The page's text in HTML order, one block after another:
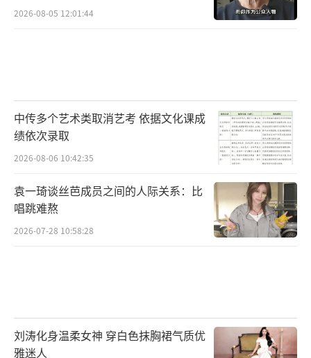
2026-08-05 12:01:44
中传多个艺术类取消艺考 依据文化课成
绩依次录取
2026-08-06 10:42:35
袁一琦谈丝芭成员之间的人际关系：比
唱跳难熬
2026-07-28 10:58:28
刘涛化身温柔女神 穿白色抹胸裙气质优
雅迷人